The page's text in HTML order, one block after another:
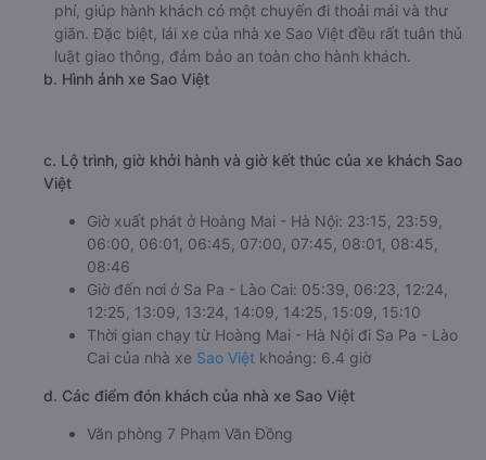
phí, giúp hành khách có một chuyến đi thoải mái và thư
giãn. Đặc biệt, lái xe của nhà xe Sao Việt đều rất tuân thủ
luật giao thông, đảm bảo an toàn cho hành khách.
b. Hình ảnh xe Sao Việt
c. Lộ trình, giờ khởi hành và giờ kết thúc của xe khách Sao
Việt
Giờ xuất phát ở Hoàng Mai - Hà Nội: 23:15, 23:59,
06:00, 06:01, 06:45, 07:00, 07:45, 08:01, 08:45,
08:46
Giờ đến nơi ở Sa Pa - Lào Cai: 05:39, 06:23, 12:24,
12:25, 13:09, 13:24, 14:09, 14:25, 15:09, 15:10
Thời gian chạy từ Hoàng Mai - Hà Nội đi Sa Pa - Lào
Cai của nhà xe Sao Việt khoảng: 6.4 giờ
d. Các điểm đón khách của nhà xe Sao Việt
Văn phòng 7 Phạm Văn Đồng